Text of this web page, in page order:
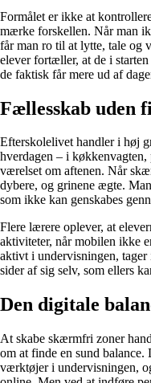
Formålet er ikke at
mærke forskellen. Når man
får man ro til at lytte, tale og
elever fortæller, at de i
de faktisk får mere ud af
Fællesskab uden
Efterskolelivet handler i høj
hverdagen – i
værelset om aftenen. Når
dybere, og grinene ægte.
som ikke kan genskabes
Flere lærere oplever, at
aktiviteter, når mobilen ikke
aktivt i undervisningen,
sider af sig selv, som ellers
Den digitale
At skabe skærmfri zoner
om at finde en sund
værktøjer i undervisningen,